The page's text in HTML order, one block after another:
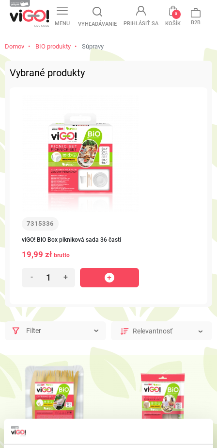
MENU VYHĽADÁVANIE PRIHLÁSIŤ SA KOŠÍK
0
B2B
Domov BIO produkty Súpravy
Vybrané produkty
7315336
viGO! BIO Box pikniková sada 36 častí
19,99 zł brutto
- +
Filter